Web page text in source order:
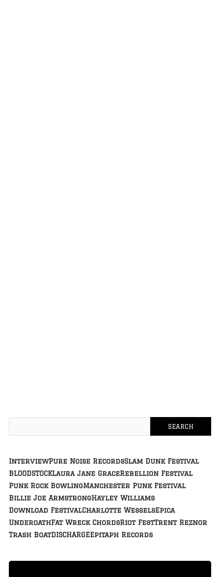
InterviewPure Noise RecordsSlam Dunk Festival
BLOODSTOCKLaura Jane GraceRebellion Festival
Punk Rock BowlingManchester Punk Festival
Billie Joe ArmstrongHayley Williams
Download FestivalCharlotte WesselsEpica
UnderoathFat Wreck ChordsRiot FestTrent Reznor
Trash BoatDISCHARGEEpitaph Records